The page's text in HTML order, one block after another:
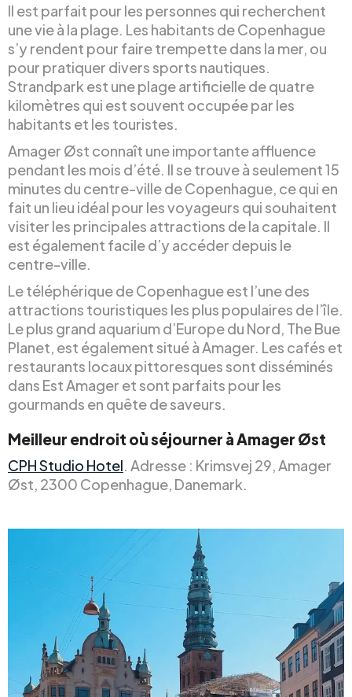
Il est parfait pour les personnes qui recherchent
une vie à la plage. Les habitants de Copenhague
s’y rendent pour faire trempette dans la mer, ou
pour pratiquer divers sports nautiques.
Strandpark est une plage artificielle de quatre
kilomètres qui est souvent occupée par les
habitants et les touristes.
Amager Øst connaît une importante affluence
pendant les mois d’été. Il se trouve à seulement 15
minutes du centre-ville de Copenhague, ce qui en
fait un lieu idéal pour les voyageurs qui souhaitent
visiter les principales attractions de la capitale. Il
est également facile d’y accéder depuis le
centre-ville.
Le téléphérique de Copenhague est l’une des
attractions touristiques les plus populaires de l’île.
Le plus grand aquarium d’Europe du Nord, The Bue
Planet, est également situé à Amager. Les cafés et
restaurants locaux pittoresques sont disséminés
dans Est Amager et sont parfaits pour les
gourmands en quête de saveurs.
Meilleur endroit où séjourner à Amager Øst
CPH Studio Hotel. Adresse : Krimsvej 29, Amager
Øst, 2300 Copenhague, Danemark.